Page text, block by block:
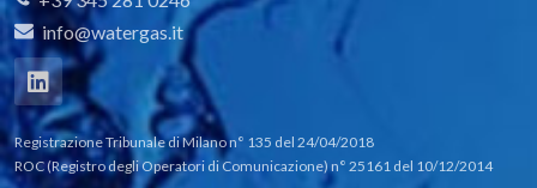
info@watergas.it
Registrazione Tribunale di Milano n° 135 del 24/04/2018
ROC (Registro degli Operatori di Comunicazione) n° 25161 del 10/12/2014